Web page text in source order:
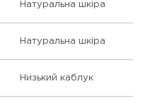
Натуральна шкіра
Натуральна шкіра
Низький каблук